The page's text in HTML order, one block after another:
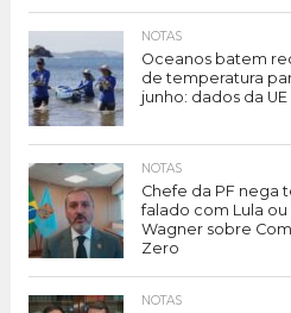
NOTAS
Oceanos batem
de temperatura
junho: dados da UE
NOTAS
Chefe da PF nega
falado com Lula ou
Wagner sobre
Zero
NOTAS